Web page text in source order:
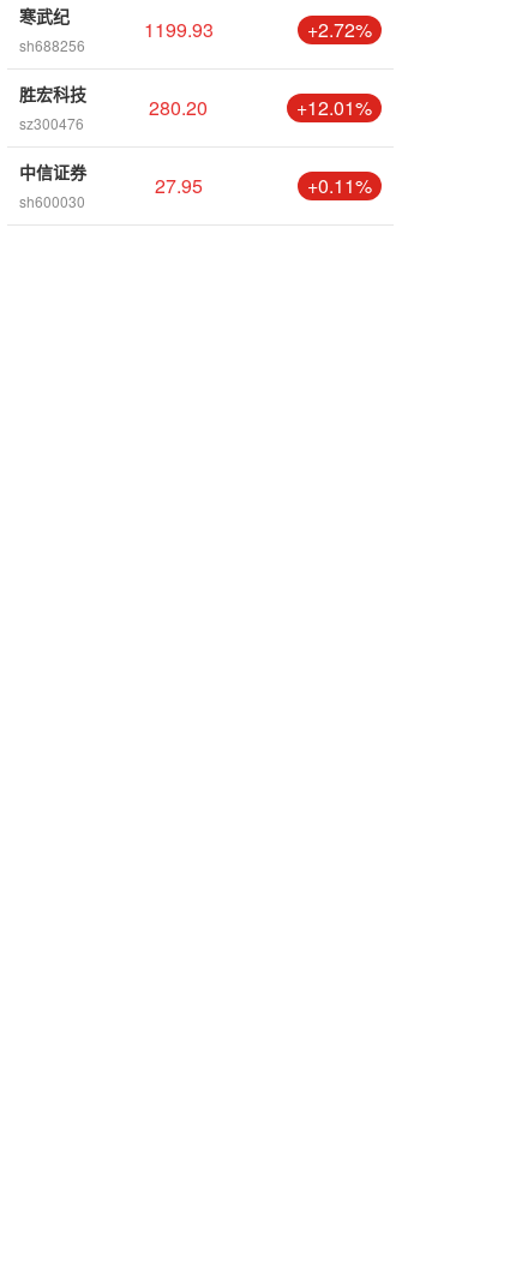
寒武纪
sh688256
1199.93 +2.72%
胜宏科技
sz300476
280.20 +12.01%
中信证券
sh600030
27.95 +0.11%